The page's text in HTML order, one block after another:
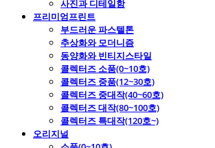
사진과 디테일함
프리미엄프린트
부드러운 파스텔톤
추상화와 모더니즘
동양화와 빈티지스타일
콜렉터즈 소품(0~10호)
콜렉터즈 중품(12~30호)
콜렉터즈 중대작(40~60호)
콜렉터즈 대작(80~100호)
콜렉터즈 특대작(120호~)
오리지널